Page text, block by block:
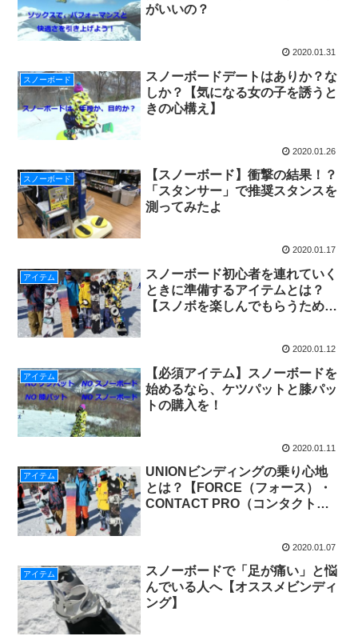
がいいの？
2020.01.31
スノーボード
スノーボードデートはありか？な
しか？【気になる女の子を誘うと
きの心構え】
2020.01.26
スノーボード
【スノーボード】衝撃の結果！？
「スタンサー」で推奨スタンスを
測ってみたよ
2020.01.17
アイテム
スノーボード初心者を連れていく
ときに準備するアイテムとは？
【スノボを楽しんでもらうため
2020.01.12
アイテム
【必須アイテム】スノーボードを
始めるなら、ケツパットと膝パッ
トの購入を！
2020.01.11
アイテム
UNIONビンディングの乗り心地
とは？【FORCE（フォース）・
CONTACT PRO（コンタクトプ
2020.01.07
アイテム
スノーボードで「足が痛い」と悩
んでいる人へ【オススメビンディ
ング】